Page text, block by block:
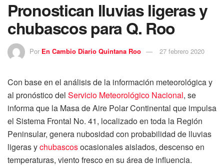
Pronostican lluvias ligeras y
chubascos para Q. Roo
Por En Cambio Diario Quintana Roo 27 febrero 2020
Con base en el análisis de la información meteorológica y
al pronóstico del Servicio Meteorológico Nacional, se
informa que la Masa de Aire Polar Continental que impulsa
el Sistema Frontal No. 41, localizado en toda la Región
Peninsular, genera nubosidad con probabilidad de lluvias
ligeras ychubascosocasionales aislados, descenso en
temperaturas, viento fresco en su área de influencia.